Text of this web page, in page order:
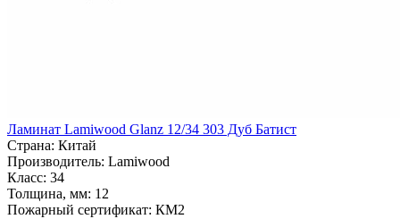
Ламинат Lamiwood Glanz 12/34 303 Дуб Батист
Страна: Китай
Производитель: Lamiwood
Класс: 34
Толщина, мм: 12
Пожарный сертификат: КМ2